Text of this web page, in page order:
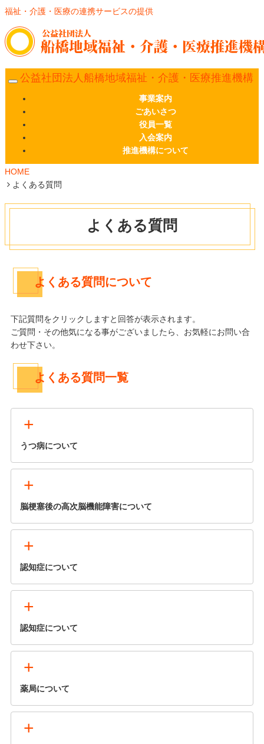
福祉・介護・医療の連携サービスの提供
公益社団法人船橋地域福祉・介護・医療推進機構
事業案内
ごあいさつ
役員一覧
入会案内
推進機構について
HOME
よくある質問
よくある質問
よくある質問について
下記質問をクリックしますと回答が表示されます。
ご質問・その他気になる事がございましたら、お気軽にお問い合
わせ下さい。
よくある質問一覧
+
うつ病について
+
脳梗塞後の高次脳機能障害について
+
認知症について
+
認知症について
+
薬局について
+